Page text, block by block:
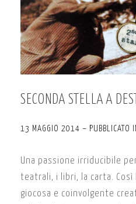
SECONDA STELLA A
13 MAGGIO 2014 – PUBBLICATO
Una passione irriducibile
teatrali, i libri, la carta.
giocosa e coinvolgente